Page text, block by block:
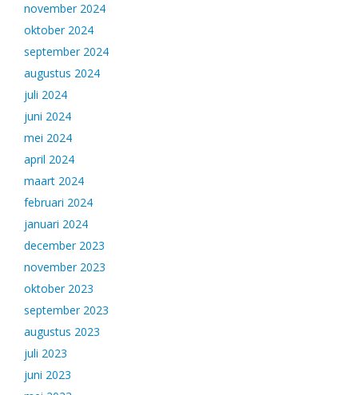
november 2024
oktober 2024
september 2024
augustus 2024
juli 2024
juni 2024
mei 2024
april 2024
maart 2024
februari 2024
januari 2024
december 2023
november 2023
oktober 2023
september 2023
augustus 2023
juli 2023
juni 2023